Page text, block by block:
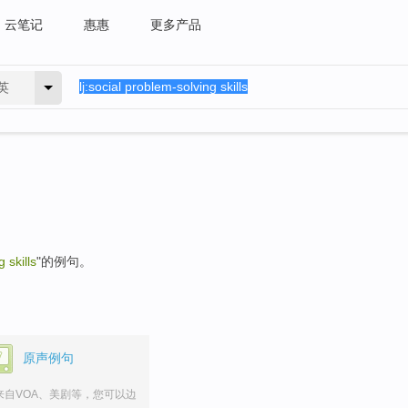
云笔记 惠惠 更多产品
skills"的例句。
原声例句
自VOA、美剧等，您可以边